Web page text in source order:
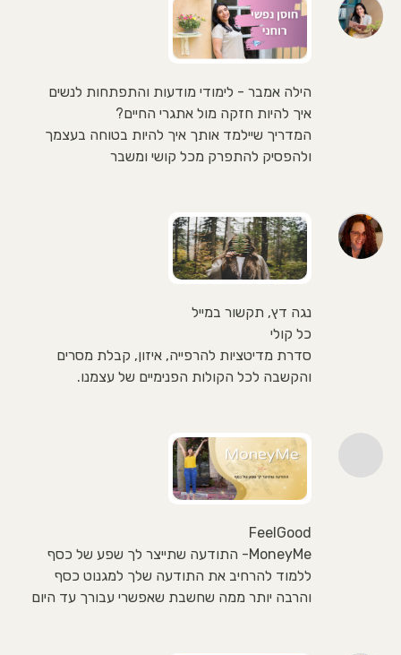
הילה אמבר - לימודי מודעות והתפתחות לנשים
איך להיות חזקה מול אתגרי החיים?
המדריך שיילמד אותך איך להיות בטוחה בעצמך
ולהפסיק להתפרק מכל קושי ומשבר
נגה דץ, תקשור במייל
כל קולי
סדרת מדיטציות להרפייה, איזון, קבלת מסרים
והקשבה לכל הקולות הפנימיים של עצמנו.
FeelGood
MoneyMe- התודעה שתייצר לך שפע של כסף
ללמוד להרחיב את התודעה שלך למגנוט כסף
והרבה יותר ממה שחשבת שאפשרי עבורך עד היום